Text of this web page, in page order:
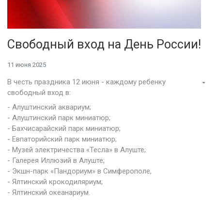
Свободный вход на День России!
11 июня 2025
В честь праздника 12 июня - каждому ребенку
свободный вход в:
- Алуштинский аквариум;
- Алуштинский парк миниатюр;
- Бахчисарайский парк миниатюр;
- Евпаторийский парк миниатюр;
- Музей электричества «Тесла» в Алуште;
- Галерея Иллюзий в Алуште;
- Экшн-парк «Пандориум» в Симферополе,
- Ялтинский крокодиляриум;
- Ялтинский океанариум.